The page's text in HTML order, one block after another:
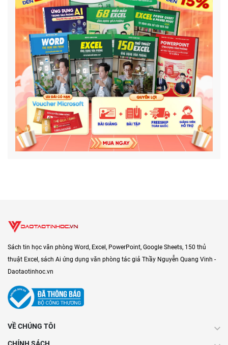
Sách tin học văn phòng Word, Excel, PowerPoint, Google Sheets, 150 thủ
thuật Excel, sách Ai ứng dụng văn phòng tác giả Thầy Nguyễn Quang Vinh -
Daotaotinhoc.vn
VỀ CHÚNG TÔI
CHÍNH SÁCH